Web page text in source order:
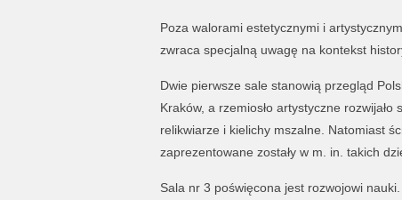
Poza walorami estetycznymi i
zwraca specjalną uwagę na kontekst
Dwie pierwsze sale stanowią przegląd
Kraków, a rzemiosło artystyczne
relikwiarze i kielichy mszalne. Natomiast
zaprezentowane zostały w m. in. takich
Sala nr 3 poświęcona jest rozwojowi